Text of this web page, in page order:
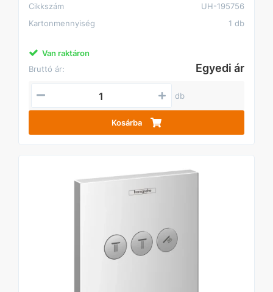
Cikkszám
UH-195756
Kartonmennyiség
1 db
Van raktáron
Bruttó ár:
Egyedi ár
db
Kosárba